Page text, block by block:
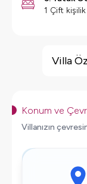
1 Çift
Spor Salonu
Geniş Ailelere
Salıncak
Saç Kurutma
Villa
Konum ve
Villanızın